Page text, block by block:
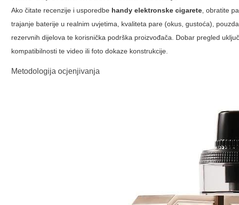
Ako čitate recenzije i usporedbe handy elektronske cigarete , obratite
trajanje baterije u realnim uvjetima, kvaliteta pare (okus, gustoća),
rezervnih dijelova te korisnička podrška proizvođača. Dobar pregled
kompatibilnosti te video ili foto dokaze konstrukcije.
Metodologija ocjenjivanja